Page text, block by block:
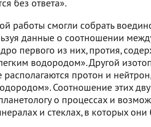
без ответа».
работы смогли собрать
данные о соотношении
первого из них, протия,
водородом». Другой
располагаются протон и
Соотношение этих
о процессах и
и стеклах, в которых